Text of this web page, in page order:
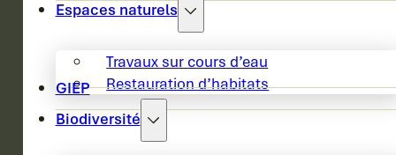
Espaces naturels
Travaux sur cours d’eau
Restauration d’habitats
GIEP
Biodiversité